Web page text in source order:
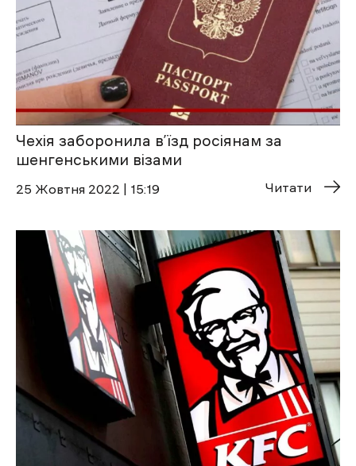
Чехія заборонила в’їзд росіянам за
шенгенськими візами
25 Жовтня 2022 | 15:19 Читати